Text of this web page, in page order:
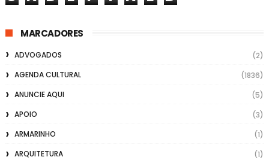
MARCADORES
ADVOGADOS
(2)
AGENDA CULTURAL
(1836)
ANUNCIE AQUI
(5)
APOIO
(3)
ARMARINHO
(1)
ARQUITETURA
(1)